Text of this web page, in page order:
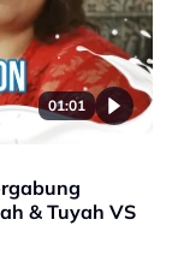
01:01
& Tuyah VS